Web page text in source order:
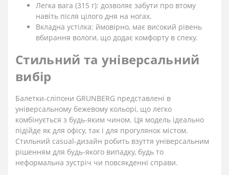
Легка вага (315 г): дозволяє забути про втому
навіть після цілого дня на ногах.
Вкладна устілка: ймовірно, має високий рівень
вбирання вологи, що додає комфорту в спеку.
Стильний та універсальний
вибір
Балетки-сліпони GRUNBERG представлені в
універсальному бежевому кольорі, що легко
комбінується з будь-яким чином. Ця модель ідеально
підійде як для офісу, так і для прогулянок містом.
Стильний casual-дизайн робить взуття універсальним
рішенням для будь-якого випадку, будь то
неформальна зустріч чи повсякденні справи.